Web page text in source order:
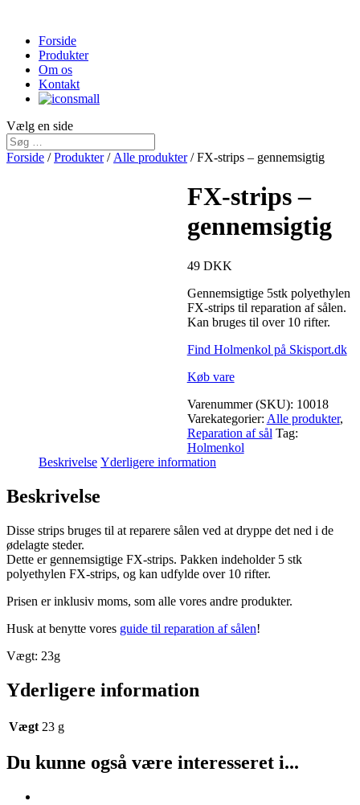
Forside
Produkter
Om os
Kontakt
Vælg en side
Forside /Produkter/ Alle produkter/ FX-strips – gennemsigtig
FX-strips –
gennemsigtig
49 DKK
Gennemsigtige 5stk polyethylen
FX-strips til reparation af sålen.
Kan bruges til over 10 rifter.
Find Holmenkol på Skisport.dk
Køb vare
Varenummer (SKU): 10018
Varekategorier: Alle produkter,
Reparation af sål Tag:
Holmenkol
Beskrivelse Yderligere information
Beskrivelse
Disse strips bruges til at reparere sålen ved at dryppe det ned i de
ødelagte steder.
Dette er gennemsigtige FX-strips. Pakken indeholder 5 stk
polyethylen FX-strips, og kan udfylde over 10 rifter.
Prisen er inklusiv moms, som alle vores andre produkter.
Husk at benytte vores guide til reparation af sålen!
Vægt: 23g
Yderligere information
Vægt 23 g
Du kunne også være interesseret i...